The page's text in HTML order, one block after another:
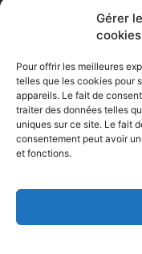
Gérer
cookies
Pour offrir les meilleures
telles que les cookies pour
appareils. Le fait de
traiter des données telles
uniques sur ce site. Le fait
consentement peut avoir
et fonctions.
Accueil Economie
©